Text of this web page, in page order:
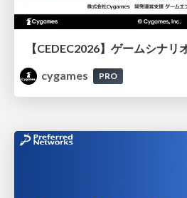
cygames
PRO